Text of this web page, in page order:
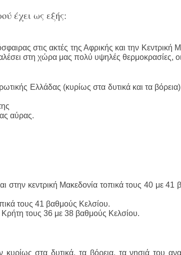
έχει ως εξής:
στις ακτές της Αφρικής και την Κεντρική
στη χώρα μας πολύ υψηλές θερμοκρασίες,
Ελλάδας (κυρίως στα δυτικά και τα
αύρας.
στην κεντρική Μακεδονία τοπικά τους 40 με 41
τους 41 βαθμούς Κελσίου.
Κρήτη τους 36 με 38 βαθμούς Κελσίου.
στα δυτικά, τα βόρεια, τα νησιά του